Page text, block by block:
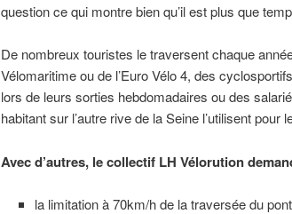
question ce qui montre bien qu’il est plus que
De nombreux touristes le traversent chaque
Vélomaritime ou de l’Euro Vélo 4, des
lors de leurs sorties hebdomadaires ou des
habitant sur l’autre rive de la Seine l’utilisent
Avec d’autres, le collectif LH Vélorution
la limitation à 70km/h de la traversée du